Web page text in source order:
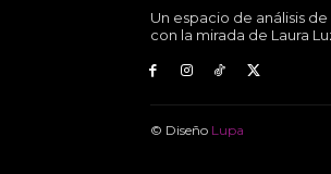
Un espacio de análisis
con la mirada de Laura
© Diseño Lupa